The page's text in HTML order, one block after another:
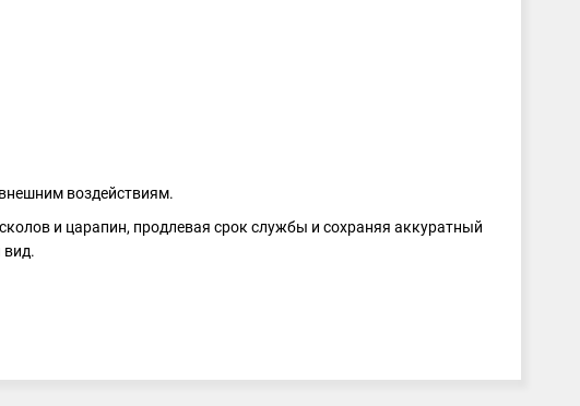
воздействиям.
и царапин, продлевая срок службы и сохраняя аккуратный
вид.
как BYSPAN, Kronospan и Egger, обеспечивая целостный и